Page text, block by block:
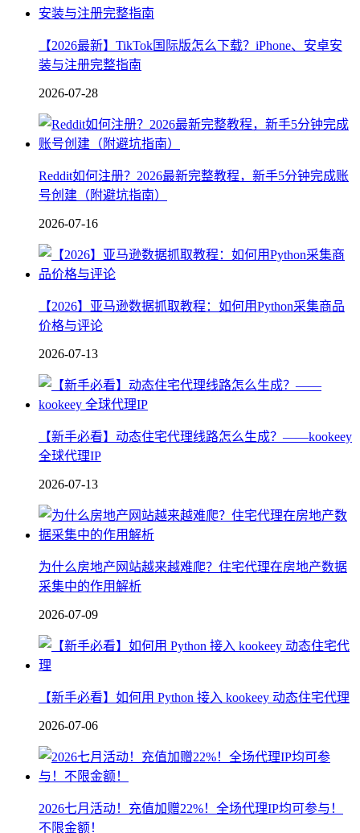
【2026最新】TikTok国际版怎么下载？iPhone、安卓安
装与注册完整指南
2026-07-28
Reddit如何注册？2026最新完整教程，新手5分钟完成账
号创建（附避坑指南）
2026-07-16
【2026】亚马逊数据抓取教程：如何用Python采集商品
价格与评论
2026-07-13
【新手必看】动态住宅代理线路怎么生成？——kookeey
全球代理IP
2026-07-13
为什么房地产网站越来越难爬？住宅代理在房地产数据
采集中的作用解析
2026-07-09
【新手必看】如何用 Python 接入 kookeey 动态住宅代理
2026-07-06
2026七月活动！充值加赠22%！全场代理IP均可参与！
不限金额！